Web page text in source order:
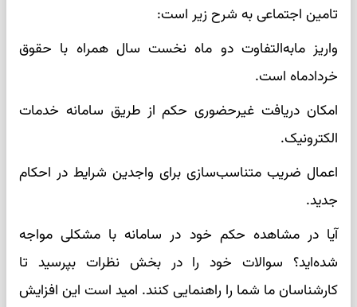
تامین اجتماعی به شرح زیر است:
واریز مابه‌التفاوت دو ماه نخست سال همراه با حقوق
خردادماه است.
امکان دریافت غیرحضوری حکم از طریق سامانه خدمات
الکترونیک.
اعمال ضریب متناسب‌سازی برای واجدین شرایط در احکام
جدید.
آیا در مشاهده حکم خود در سامانه با مشکلی مواجه
شده‌اید؟ سوالات خود را در بخش نظرات بپرسید تا
کارشناسان ما شما را راهنمایی کنند. امید است این افزایش